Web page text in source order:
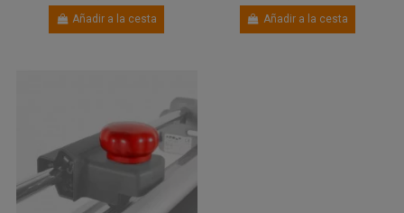
Añadir a la cesta Añadir a la cesta